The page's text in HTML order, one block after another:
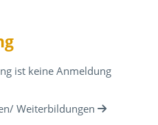
ist keine Anmeldung
Weiterbildungen